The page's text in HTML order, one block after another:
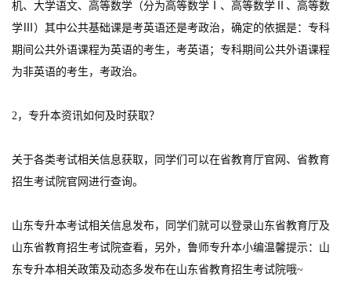
机、大学语文、高等数学（分为高等数学Ⅰ、高等数学Ⅱ、高等数
学Ⅲ）其中公共基础课是考英语还是考政治，确定的依据是：专科
期间公共外语课程为英语的考生，考英语；专科期间公共外语课程
为非英语的考生，考政治。
2，专升本资讯如何及时获取？
关于各类考试相关信息获取，同学们可以在省教育厅官网、省教育
招生考试院官网进行查询。
山东专升本考试相关信息发布，同学们就可以登录山东省教育厅及
山东省教育招生考试院查看，另外，鲁师专升本小编温馨提示：山
东专升本相关政策及动态多发布在山东省教育招生考试院哦~